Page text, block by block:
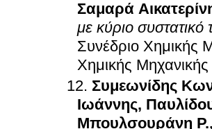
Σαμαρά
με κύριο συστατικό
Συνέδριο Χημικής
Χημικής Μηχανικής
Συμεωνίδης
Ιωάννης,
Μπουλσουράνη Ρ.